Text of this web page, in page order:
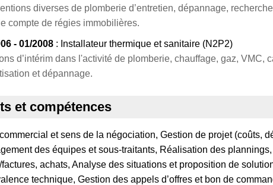
diverses de plomberie d’entretien, dépannage,
compte de régies immobilières.
- 01/2008 : Installateur thermique et sanitaire (N2P2)
d’intérim dans l'activité de plomberie, chauffage, gaz, VMC,
et dépannage.
et compétences
et sens de la négociation, Gestion de projet (coûts,
des équipes et sous-traitants, Réalisation des plannings,
achats, Analyse des situations et proposition de
technique, Gestion des appels d’offres et bon de